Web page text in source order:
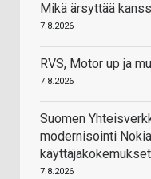
Mikä ärsyttää
7.8.2026
RVS, Motor up ja
7.8.2026
Suomen
modernisointi
7.8.2026